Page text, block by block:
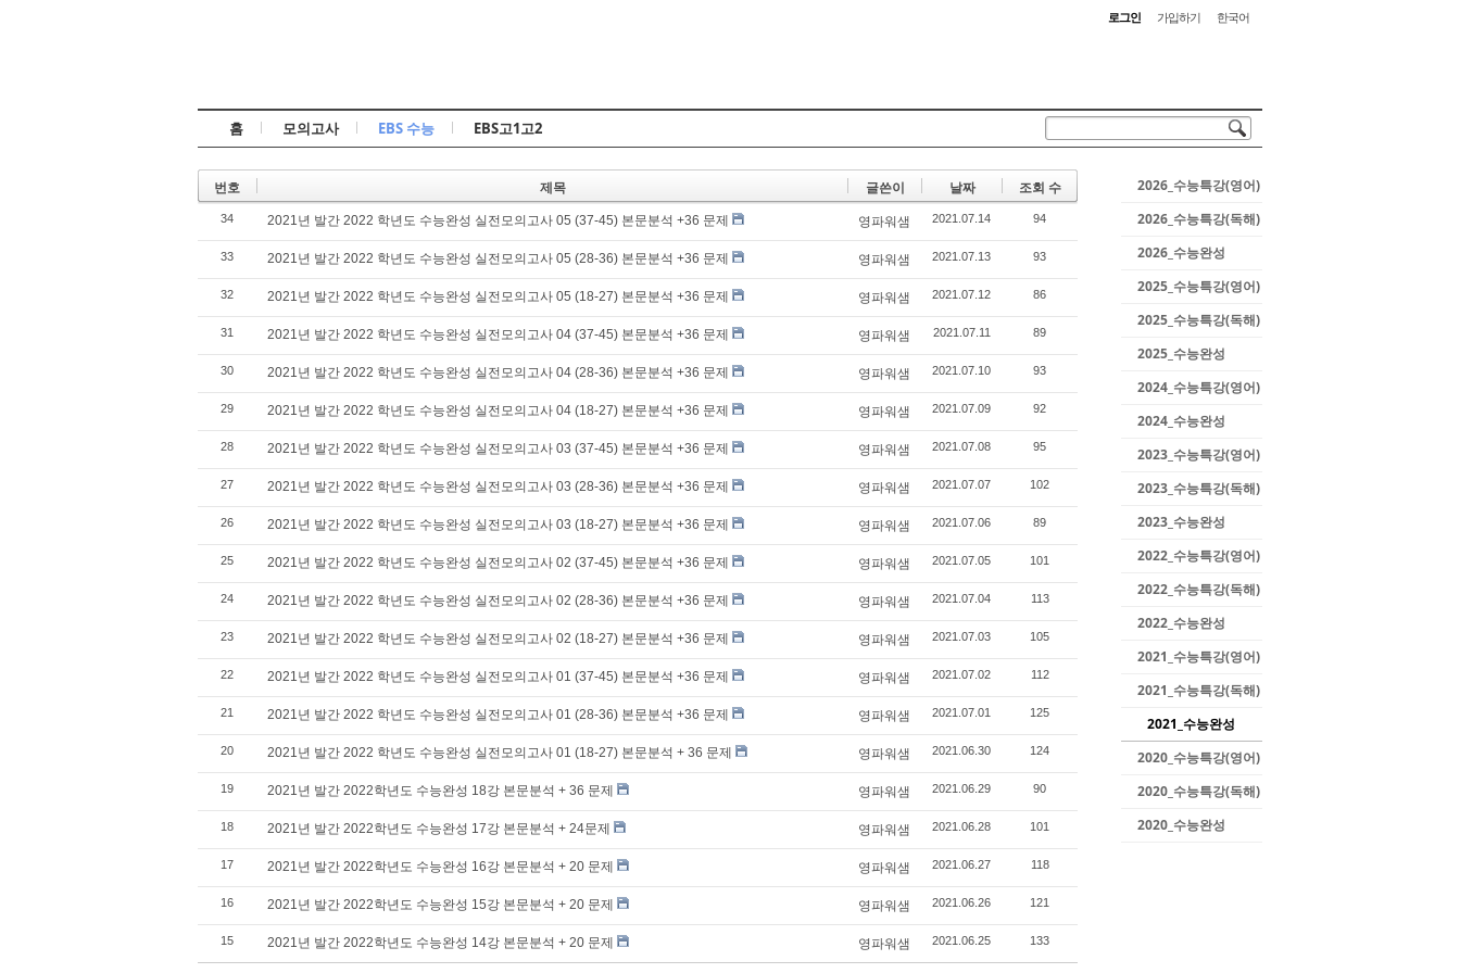
로그인 가입하기 한국어
홈 모의고사 EBS 수능 EBS고1고2
2026_수능특강(영어)
2026_수능특강(독해)
2026_수능완성
2025_수능특강(영어)
2025_수능특강(독해)
2025_수능완성
2024_수능특강(영어)
2024_수능완성
2023_수능특강(영어)
2023_수능특강(독해)
2023_수능완성
2022_수능특강(영어)
2022_수능특강(독해)
2022_수능완성
2021_수능특강(영어)
2021_수능특강(독해)
2021_수능완성
2020_수능특강(영어)
2020_수능특강(독해)
2020_수능완성
번호 제목 글쓴이 날짜 조회 수
34 2021년 발간 2022 학년도 수능완성 실전모의고사 05 (37-45) 본문분석 +36 문제 영파워샘 2021.07.14 94
33 2021년 발간 2022 학년도 수능완성 실전모의고사 05 (28-36) 본문분석 +36 문제 영파워샘 2021.07.13 93
32 2021년 발간 2022 학년도 수능완성 실전모의고사 05 (18-27) 본문분석 +36 문제 영파워샘 2021.07.12 86
31 2021년 발간 2022 학년도 수능완성 실전모의고사 04 (37-45) 본문분석 +36 문제 영파워샘 2021.07.11 89
30 2021년 발간 2022 학년도 수능완성 실전모의고사 04 (28-36) 본문분석 +36 문제 영파워샘 2021.07.10 93
29 2021년 발간 2022 학년도 수능완성 실전모의고사 04 (18-27) 본문분석 +36 문제 영파워샘 2021.07.09 92
28 2021년 발간 2022 학년도 수능완성 실전모의고사 03 (37-45) 본문분석 +36 문제 영파워샘 2021.07.08 95
27 2021년 발간 2022 학년도 수능완성 실전모의고사 03 (28-36) 본문분석 +36 문제 영파워샘 2021.07.07 102
26 2021년 발간 2022 학년도 수능완성 실전모의고사 03 (18-27) 본문분석 +36 문제 영파워샘 2021.07.06 89
25 2021년 발간 2022 학년도 수능완성 실전모의고사 02 (37-45) 본문분석 +36 문제 영파워샘 2021.07.05 101
24 2021년 발간 2022 학년도 수능완성 실전모의고사 02 (28-36) 본문분석 +36 문제 영파워샘 2021.07.04 113
23 2021년 발간 2022 학년도 수능완성 실전모의고사 02 (18-27) 본문분석 +36 문제 영파워샘 2021.07.03 105
22 2021년 발간 2022 학년도 수능완성 실전모의고사 01 (37-45) 본문분석 +36 문제 영파워샘 2021.07.02 112
21 2021년 발간 2022 학년도 수능완성 실전모의고사 01 (28-36) 본문분석 +36 문제 영파워샘 2021.07.01 125
20 2021년 발간 2022 학년도 수능완성 실전모의고사 01 (18-27) 본문분석 + 36 문제 영파워샘 2021.06.30 124
19 2021년 발간 2022학년도 수능완성 18강 본문분석 + 36 문제 영파워샘 2021.06.29 90
18 2021년 발간 2022학년도 수능완성 17강 본문분석 + 24문제 영파워샘 2021.06.28 101
17 2021년 발간 2022학년도 수능완성 16강 본문분석 + 20 문제 영파워샘 2021.06.27 118
16 2021년 발간 2022학년도 수능완성 15강 본문분석 + 20 문제 영파워샘 2021.06.26 121
15 2021년 발간 2022학년도 수능완성 14강 본문분석 + 20 문제 영파워샘 2021.06.25 133